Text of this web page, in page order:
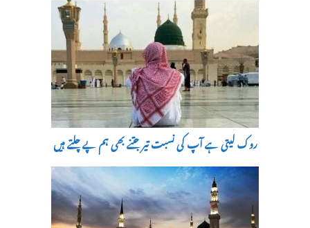
روک لیتی ہے آپ کی نسبت تیر جتنے بھی ہم پے چلتے ہیں